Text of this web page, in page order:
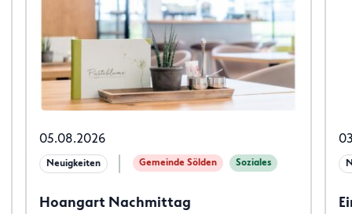
05.08.2026
Neuigkeiten Gemeinde Sölden Soziales
Hoangart Nachmittag